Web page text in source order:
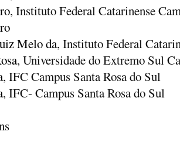
, Instituto Federal Catarinense
Melo da, Instituto Federal
, Universidade do Extremo Sul
, IFC Campus Santa Rosa do Sul
, IFC- Campus Santa Rosa do Sul